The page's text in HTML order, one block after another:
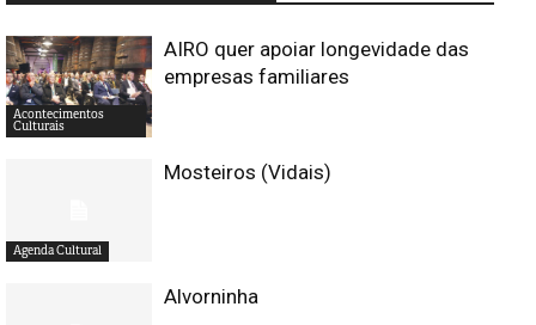
Acontecimentos
Culturais
AIRO quer apoiar longevidade das
empresas familiares
Agenda Cultural
Mosteiros (Vidais)
Alvorninha